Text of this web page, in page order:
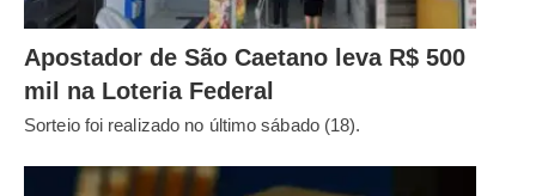
Apostador de São Caetano leva R$ 500
mil na Loteria Federal
Sorteio foi realizado no último sábado (18).